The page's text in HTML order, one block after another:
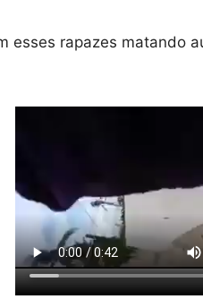
esses rapazes matando